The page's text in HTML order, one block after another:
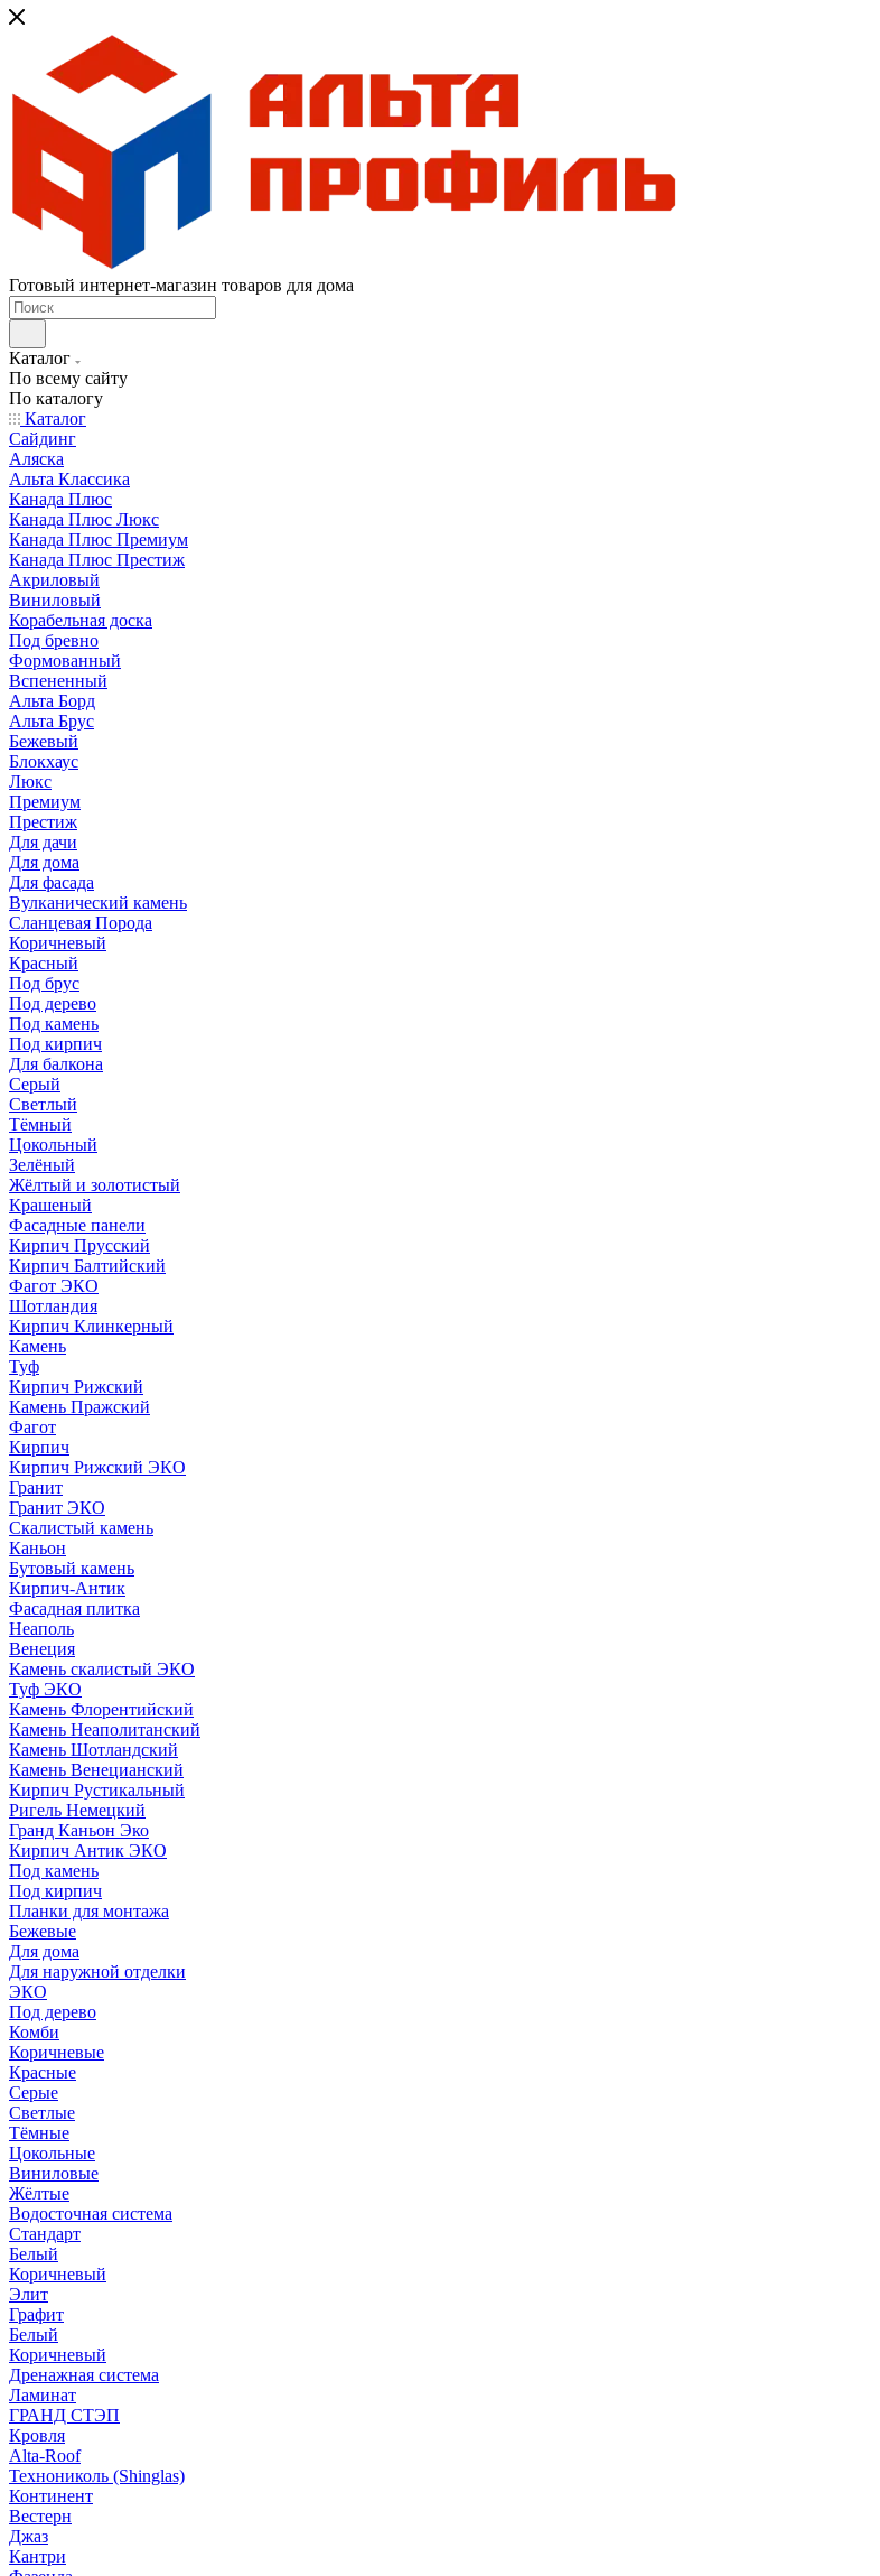
Готовый интернет-магазин товаров для дома
Каталог
По всему сайту
По каталогу
Каталог
Сайдинг
Аляска
Альта Классика
Канада Плюс
Канада Плюс Люкс
Канада Плюс Премиум
Канада Плюс Престиж
Акриловый
Виниловый
Корабельная доска
Под бревно
Формованный
Вспененный
Альта Борд
Альта Брус
Бежевый
Блокхаус
Люкс
Премиум
Престиж
Для дачи
Для дома
Для фасада
Вулканический камень
Сланцевая Порода
Коричневый
Красный
Под брус
Под дерево
Под камень
Под кирпич
Для балкона
Серый
Светлый
Тёмный
Цокольный
Зелёный
Жёлтый и золотистый
Крашеный
Фасадные панели
Кирпич Прусский
Кирпич Балтийский
Фагот ЭКО
Шотландия
Кирпич Клинкерный
Камень
Туф
Кирпич Рижский
Камень Пражский
Фагот
Кирпич
Кирпич Рижский ЭКО
Гранит
Гранит ЭКО
Скалистый камень
Каньон
Бутовый камень
Кирпич-Антик
Фасадная плитка
Неаполь
Венеция
Камень скалистый ЭКО
Туф ЭКО
Камень Флорентийский
Камень Неаполитанский
Камень Шотландский
Камень Венецианский
Кирпич Рустикальный
Ригель Немецкий
Гранд Каньон Эко
Кирпич Антик ЭКО
Под камень
Под кирпич
Планки для монтажа
Бежевые
Для дома
Для наружной отделки
ЭКO
Под дерево
Комби
Коричневые
Красные
Серые
Светлые
Тёмные
Цокольные
Виниловые
Жёлтые
Водосточная система
Стандарт
Белый
Коричневый
Элит
Графит
Белый
Коричневый
Дренажная система
Ламинат
ГРАНД СТЭП
Кровля
Alta-Roof
Технониколь (Shinglas)
Континент
Вестерн
Джаз
Кантри